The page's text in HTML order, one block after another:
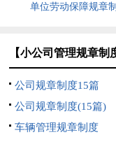
单位劳动保障规章
【小公司管理规章制
公司规章制度15篇
公司规章制度(15篇)
车辆管理规章制度